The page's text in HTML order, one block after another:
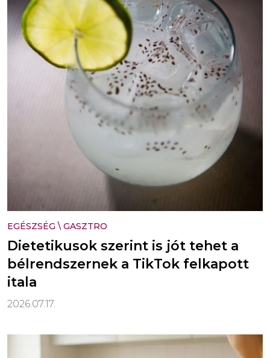
EGÉSZSÉG \ GASZTRO
Dietetikusok szerint is jót tehet a
bélrendszernek a TikTok felkapott
itala
2026.07.17.